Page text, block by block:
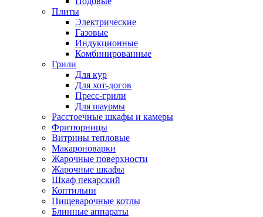
Плиты
Электрические
Газовые
Индукционные
Комбинированные
Грили
Для кур
Для хот-догов
Пресс-грили
Для шаурмы
Расстоечные шкафы и камеры
Фритюрницы
Витрины тепловые
Макароноварки
Жарочные поверхности
Жарочные шкафы
Шкаф пекарский
Коптильни
Пищеварочные котлы
Блинные аппараты